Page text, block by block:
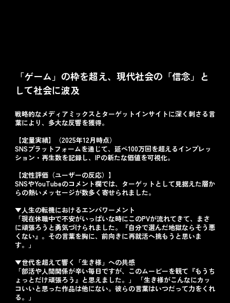
「ゲーム」の枠を超え、現代社会の「信念」と
して社会に波及
戦略的なメディアミックスとターゲットインサイトに深く刺さる言
葉により、多大な反響を獲得。
【定量実績】（2025年12月時点）
SNSプラットフォームを通じて、延べ100万回を超えるインプレッ
ション・再生数を記録し、IPの新たな価値を可視化。
【定性評価（ユーザーの反応）】
SNSやYouTubeのコメント欄では、ターゲットとして見据えた層か
らの熱いメッセージが数多く寄せられました。
▼人生の転機におけるエンパワーメント
「現在休職中で不安がいっぱいな時にこのPVが流れてきて、まさ
に頑張ろうと勇気づけられました。『自分で選んだ地獄ならそう悪
くない』。その言葉を胸に、前向きに再就活へ挑もうと思いま
す。」
▼世代を超えて響く「生き様」への共感
「部活や人間関係が辛い毎日ですが、このムービーを観て『もうち
ょっとだけ頑張ろう』と思えました。」 「生き様がこんなにカッ
コいいと思った作品は他にない。彼らの言葉はいつだって力をくれ
る。」